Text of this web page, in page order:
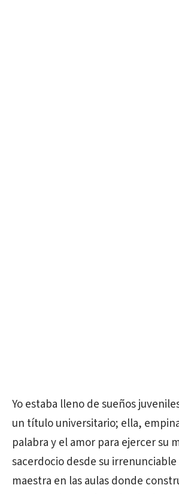
Yo estaba lleno de sueños
un título universitario; ella,
palabra y el amor para ejercer su
sacerdocio desde su
maestra en las aulas donde